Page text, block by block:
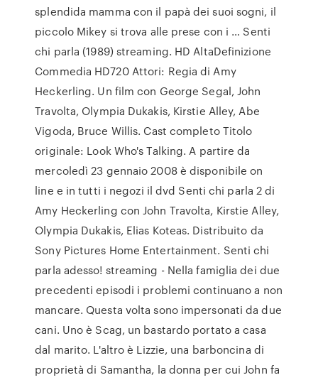
splendida mamma con il papà dei suoi sogni, il
piccolo Mikey si trova alle prese con i … Senti
chi parla (1989) streaming. HD AltaDefinizione
Commedia HD720 Attori: Regia di Amy
Heckerling. Un film con George Segal, John
Travolta, Olympia Dukakis, Kirstie Alley, Abe
Vigoda, Bruce Willis. Cast completo Titolo
originale: Look Who's Talking. A partire da
mercoledì 23 gennaio 2008 è disponibile on
line e in tutti i negozi il dvd Senti chi parla 2 di
Amy Heckerling con John Travolta, Kirstie Alley,
Olympia Dukakis, Elias Koteas. Distribuito da
Sony Pictures Home Entertainment. Senti chi
parla adesso! streaming - Nella famiglia dei due
precedenti episodi i problemi continuano a non
mancare. Questa volta sono impersonati da due
cani. Uno è Scag, un bastardo portato a casa
dal marito. L'altro è Lizzie, una barboncina di
proprietà di Samantha, la donna per cui John fa